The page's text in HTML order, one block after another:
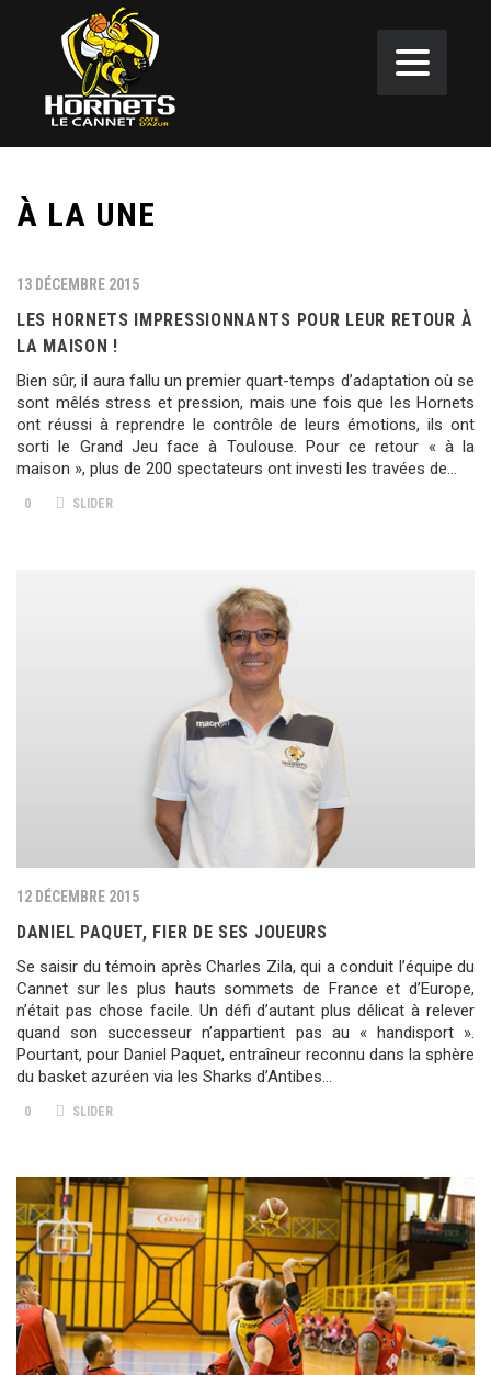
À LA UNE
13 DÉCEMBRE 2015
LES HORNETS IMPRESSIONNANTS POUR LEUR RETOUR À
LA MAISON !
Bien sûr, il aura fallu un premier quart-temps d’adaptation où se
sont mêlés stress et pression, mais une fois que les Hornets
ont réussi à reprendre le contrôle de leurs émotions, ils ont
sorti le Grand Jeu face à Toulouse. Pour ce retour « à la
maison », plus de 200 spectateurs ont investi les travées de…
0 SLIDER
12 DÉCEMBRE 2015
DANIEL PAQUET, FIER DE SES JOUEURS
Se saisir du témoin après Charles Zila, qui a conduit l’équipe du
Cannet sur les plus hauts sommets de France et d’Europe,
n’était pas chose facile. Un défi d’autant plus délicat à relever
quand son successeur n’appartient pas au « handisport ».
Pourtant, pour Daniel Paquet, entraîneur reconnu dans la sphère
du basket azuréen via les Sharks d’Antibes…
0 SLIDER